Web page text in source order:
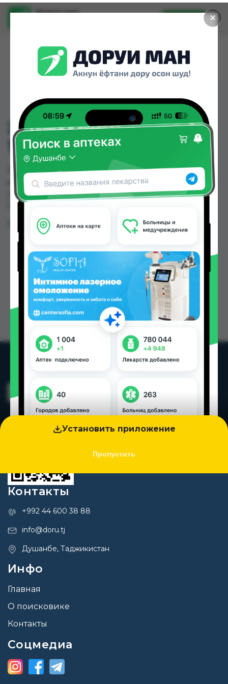
✕
Установить приложение
Пропустить
Доруи ман
Установить
ЗЕЛЕНКА СПИРТОВЫЙ
1% 25МЛ
ЗЕЛЕНКА СПИРТОВЫЙ 1% 25МЛ можно купить
или заказать в аптеках, Самсон фарм по цене от
2.00 TJS в Душанбе и других городах
Цена: от2.00 TJS
Контакты
+992 44 600 38 88
info@doru.tj
Душанбе, Таджикистан
Инфо
Главная
О поисковике
Контакты
Соцмедиа